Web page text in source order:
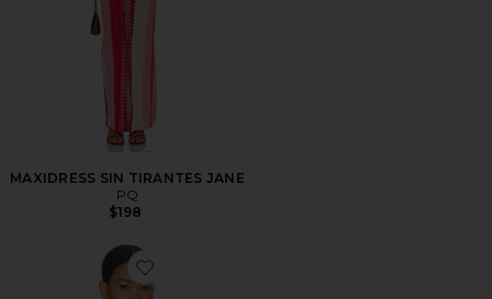
MAXIDRESS SIN TIRANTES JANE
PQ
$198
Favorite TOP DE LINO CON BOTONES LINEN